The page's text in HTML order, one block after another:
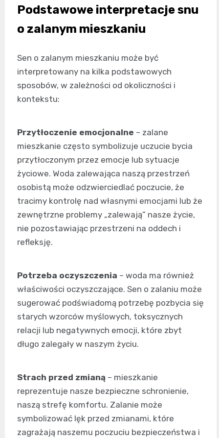
Podstawowe interpretacje snu
o zalanym mieszkaniu
Sen o zalanym mieszkaniu może być
interpretowany na kilka podstawowych
sposobów, w zależności od okoliczności i
kontekstu:
Przytłoczenie emocjonalne – zalane
mieszkanie często symbolizuje uczucie bycia
przytłoczonym przez emocje lub sytuacje
życiowe. Woda zalewająca naszą przestrzeń
osobistą może odzwierciedlać poczucie, że
tracimy kontrolę nad własnymi emocjami lub że
zewnętrzne problemy „zalewają” nasze życie,
nie pozostawiając przestrzeni na oddech i
refleksję.
Potrzeba oczyszczenia – woda ma również
właściwości oczyszczające. Sen o zalaniu może
sugerować podświadomą potrzebę pozbycia się
starych wzorców myślowych, toksycznych
relacji lub negatywnych emocji, które zbyt
długo zalegały w naszym życiu.
Strach przed zmianą – mieszkanie
reprezentuje nasze bezpieczne schronienie,
naszą strefę komfortu. Zalanie może
symbolizować lęk przed zmianami, które
zagrażają naszemu poczuciu bezpieczeństwa i